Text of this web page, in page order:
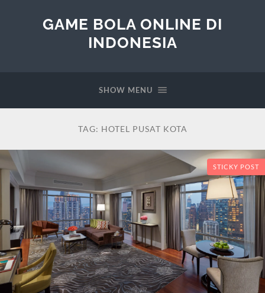
GAME BOLA ONLINE DI
INDONESIA
SHOW MENU
TAG: HOTEL PUSAT KOTA
STICKY POST